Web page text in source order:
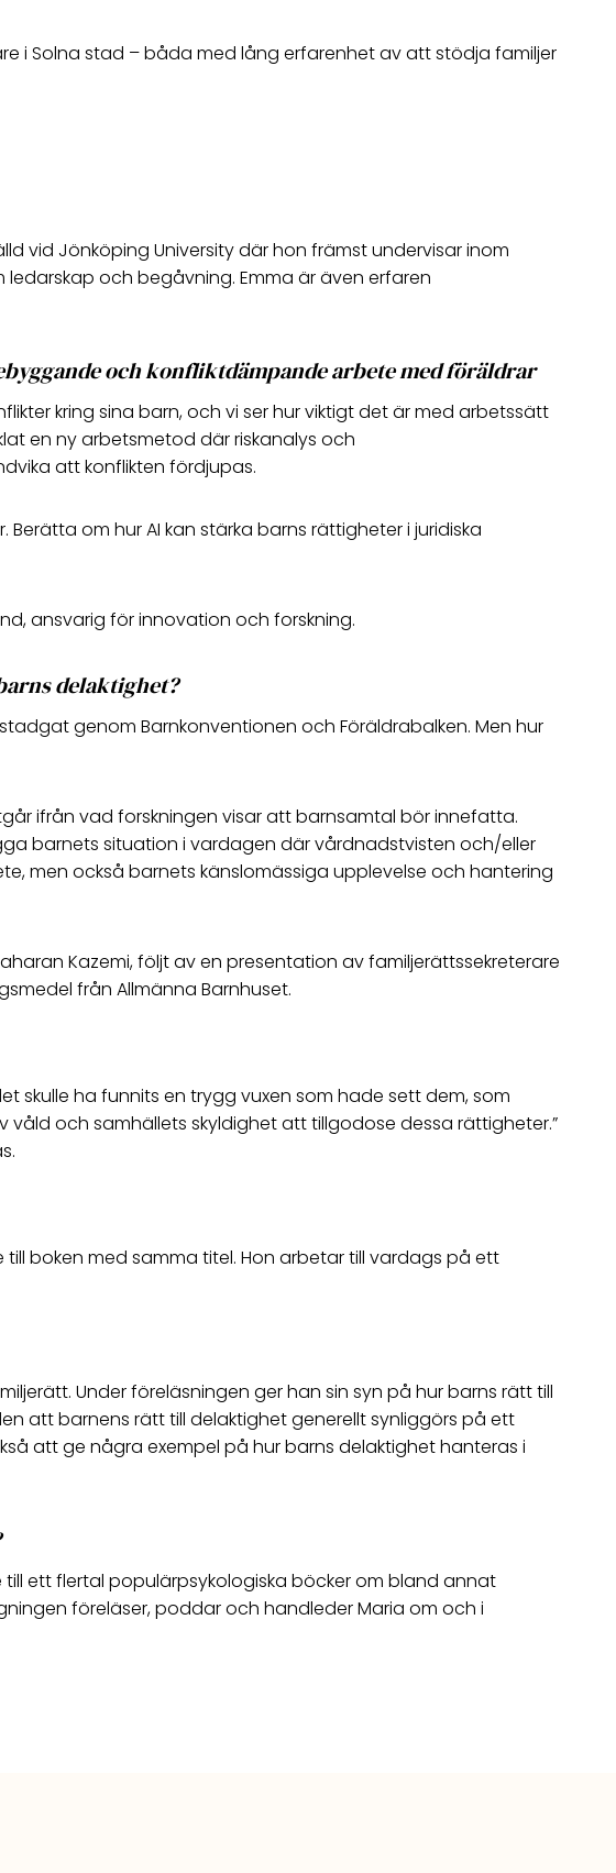
i Solna stad – båda med lång erfarenhet av att stödja familjer
vid Jönköping University där hon främst undervisar inom
och begåvning. Emma är även erfaren
och konfliktdämpande arbete med föräldrar
kring sina barn, och vi ser hur viktigt det är med arbetssätt
en ny arbetsmetod där riskanalys och
att konflikten fördjupas.
om hur AI kan stärka barns rättigheter i juridiska
ansvarig för innovation och forskning.
delaktighet?
genom Barnkonventionen och Föräldrabalken. Men hur
ifrån vad forskningen visar att barnsamtal bör innefatta.
barnets situation i vardagen där vårdnadstvisten och/eller
men också barnets känslomässiga upplevelse och hantering
Kazemi, följt av en presentation av familjerättssekreterare
från Allmänna Barnhuset.
skulle ha funnits en trygg vuxen som hade sett dem, som
och samhällets skyldighet att tillgodose dessa rättigheter.”
boken med samma titel. Hon arbetar till vardags på ett
Under föreläsningen ger han sin syn på hur barns rätt till
att barnens rätt till delaktighet generellt synliggörs på ett
att ge några exempel på hur barns delaktighet hanteras i
ett flertal populärpsykologiska böcker om bland annat
föreläser, poddar och handleder Maria om och i